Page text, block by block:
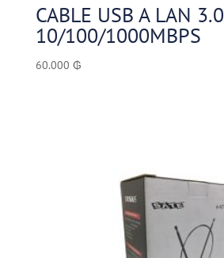
CABLE USB A LAN 3.0
10/100/1000MBPS
60.000 ₲